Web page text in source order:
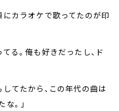
にカラオケで歌ってたのが印
る。俺も好きだったし、ド
てたから、この年代の曲は
。」